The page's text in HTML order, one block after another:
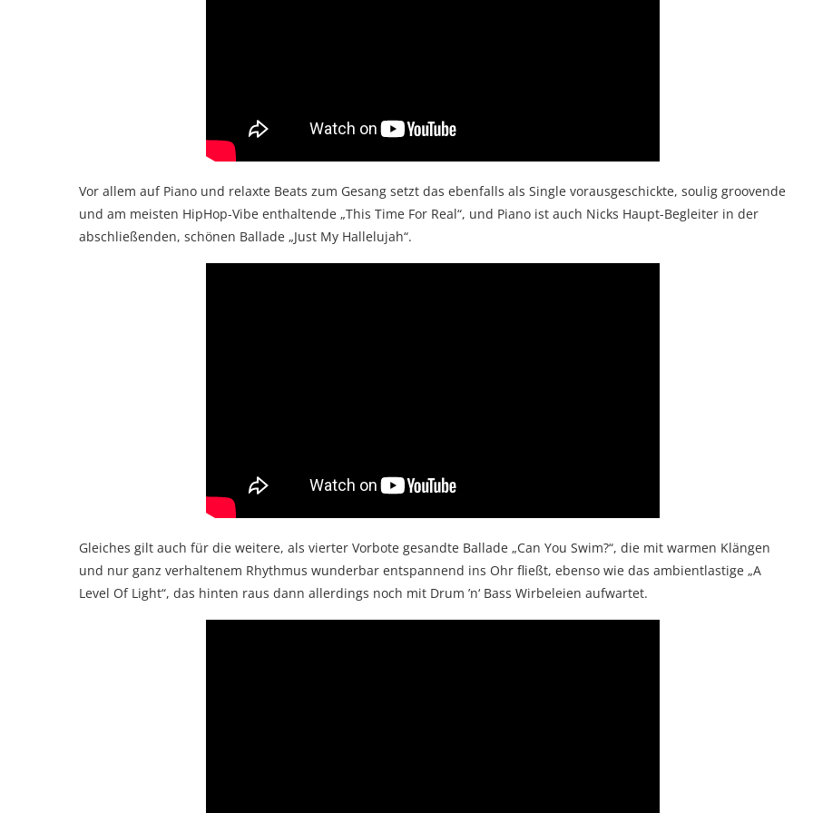
Vor allem auf Piano und relaxte Beats zum Gesang setzt das ebenfalls als Single vorausgeschickte, soulig groovende
und am meisten HipHop-Vibe enthaltende „This Time For Real“, und Piano ist auch Nicks Haupt-Begleiter in der
abschließenden, schönen Ballade „Just My Hallelujah“.
Gleiches gilt auch für die weitere, als vierter Vorbote gesandte Ballade „Can You Swim?“, die mit warmen Klängen
und nur ganz verhaltenem Rhythmus wunderbar entspannend ins Ohr fließt, ebenso wie das ambientlastige „A
Level Of Light“, das hinten raus dann allerdings noch mit Drum ’n‘ Bass Wirbeleien aufwartet.